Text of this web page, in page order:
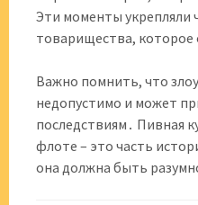
Эти моменты укрепляли
товарищества, которое
Важно помнить, что
недопустимо и может
последствиям․ Пивная
флоте – это часть
она должна быть